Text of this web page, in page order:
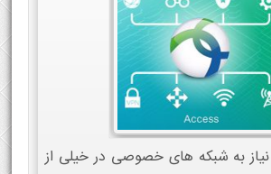
به شبکه های خصوصی در خیلی از